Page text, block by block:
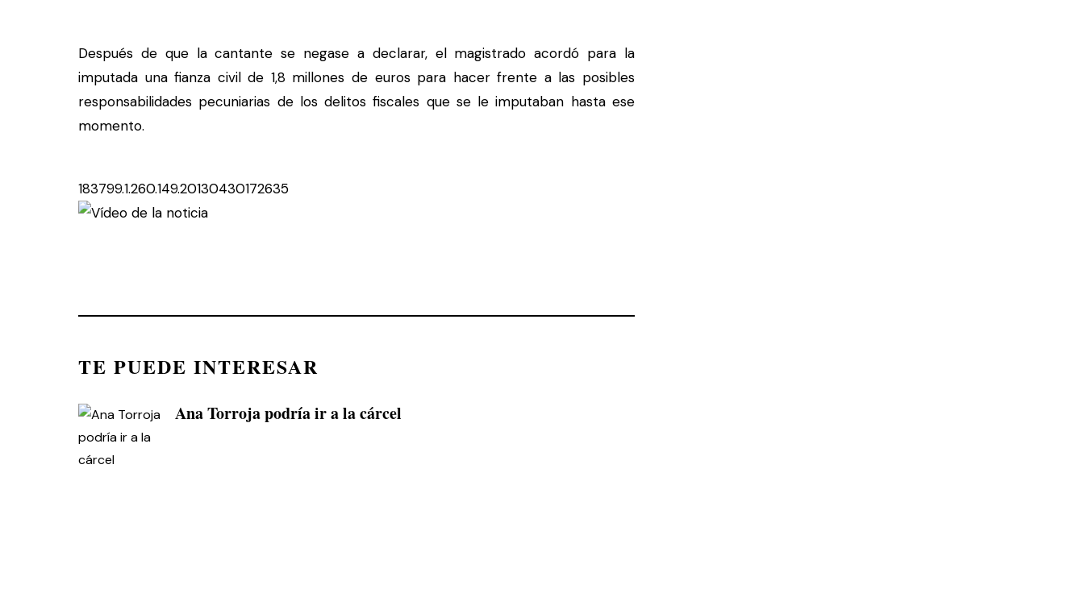
Después de que la cantante se negase a declarar, el magistrado acordó para la
imputada una fianza civil de 1,8 millones de euros para hacer frente a las posibles
responsabilidades pecuniarias de los delitos fiscales que se le imputaban hasta ese
momento.
183799.1.260.149.20130430172635
TE PUEDE INTERESAR
Ana Torroja podría ir a la cárcel